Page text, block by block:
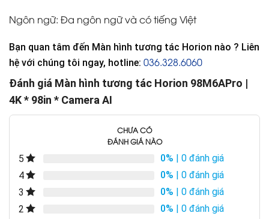
Ngôn ngữ: Đa ngôn ngữ và có tiếng Việt
Bạn quan tâm đến Màn hình tương tác Horion nào ? Liên
hệ với chúng tôi ngay, hotline: 036.328.6060
Đánh giá Màn hình tương tác Horion 98M6APro |
4K * 98in * Camera AI
CHƯA CÓ
ĐÁNH GIÁ NÀO
5 0% | 0 đánh giá
4
0% | 0 đánh giá
3
0% | 0 đánh giá
2
0% | 0 đánh giá